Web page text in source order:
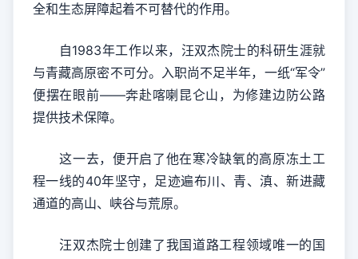
全和生态屏障起着不可替代的作用。
自1983年工作以来，汪双杰院士的科研生涯就
与青藏高原密不可分。入职尚不足半年，一纸“军令”
便摆在眼前——奔赴喀喇昆仑山，为修建边防公路
提供技术保障。
这一去，便开启了他在寒冷缺氧的高原冻土工
程一线的40年坚守，足迹遍布川、青、滇、新进藏
通道的高山、峡谷与荒原。
汪双杰院士创建了我国道路工程领域唯一的国